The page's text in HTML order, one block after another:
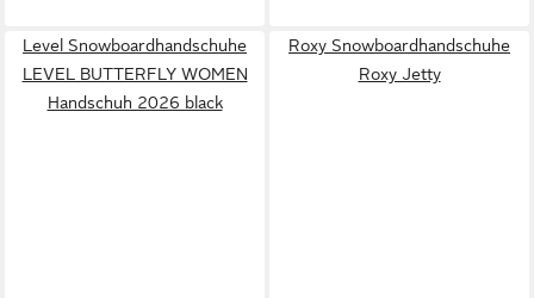
Level Snowboardhandschuhe
LEVEL BUTTERFLY WOMEN
Handschuh 2026 black
Roxy Snowboardhandschuhe
Roxy Jetty